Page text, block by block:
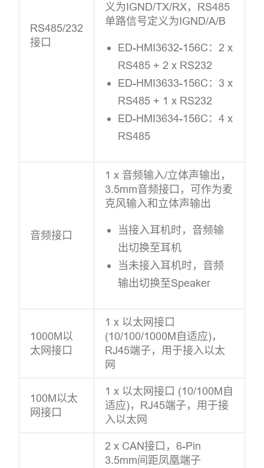
RS485/232
接口
义为IGND/TX/RX，RS485
单路信号定义为IGND/A/B
ED-HMI3632-156C：2 x
RS485 + 2 x RS232
ED-HMI3633-156C：3 x
RS485 + 1 x RS232
ED-HMI3634-156C：4 x
RS485
音频接口
1 x 音频输入/立体声输出，
3.5mm音频接口，可作为麦
克风输入和立体声输出
当接入耳机时，音频输
出切换至耳机
当未接入耳机时，音频
输出切换至Speaker
1000M以
太网接口
1 x 以太网接口
(10/100/1000M自适应)，
RJ45端子，用于接入以太
网
100M以太
网接口
1 x 以太网接口 (10/100M自
适应)，RJ45端子，用于接
入以太网
2 x CAN接口，6-Pin
3.5mm间距凤凰端子